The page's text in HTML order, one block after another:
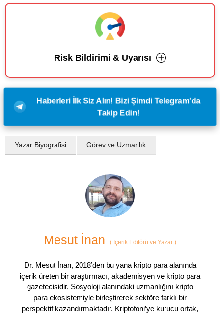
Risk Bildirimi & Uyarısı
Haberleri İlk Siz Alın! Bizi Şimdi Telegram'da
Takip Edin!
Yazar Biyografisi Görev ve Uzmanlık
Mesut İnan ( İçerik Editörü ve Yazar )
Dr. Mesut İnan, 2018’den bu yana kripto para alanında
içerik üreten bir araştırmacı, akademisyen ve kripto para
gazetecisidir. Sosyoloji alanındaki uzmanlığını kripto
para ekosistemiyle birleştirerek sektöre farklı bir
perspektif kazandırmaktadır. Kriptofoni’ye kurucu ortak,